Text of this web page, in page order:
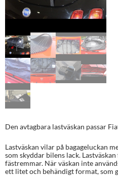
Den avtagbara lastväskan passar
Lastväskan vilar på bagageluckan
som skyddar bilens lack.
fästremmar. När väskan inte
ett litet och behändigt format, som